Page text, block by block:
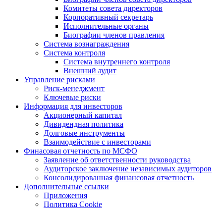
Комитеты совета директоров
Корпоративный секретарь
Исполнительные органы
Биографии членов правления
Система вознаграждения
Система контроля
Система внутреннего контроля
Внешний аудит
Управление рисками
Риск-менеджмент
Ключевые риски
Информация для инвесторов
Акционерный капитал
Дивидендная политика
Долговые инструменты
Взаимодействие с инвеcторами
Финасовая отчетность по МСФО
Заявление об ответственности руководства
Аудиторское заключение независимых аудиторов
Консолидированная финансовая отчетность
Дополнительные ссылки
Приложения
Политика Cookie